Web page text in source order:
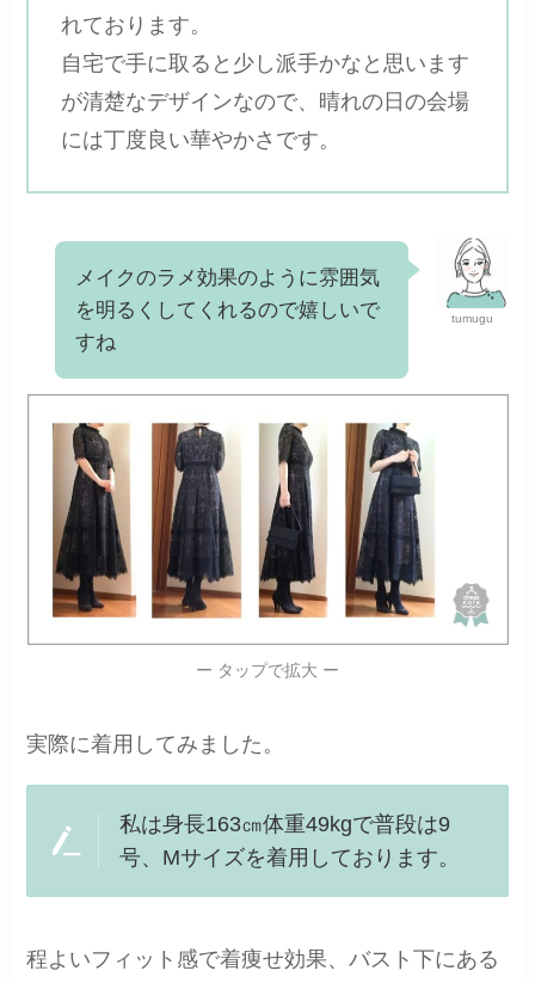
れております。
自宅で手に取ると少し派手かなと思います
が清楚なデザインなので、晴れの日の会場
には丁度良い華やかさです。
tumugu
メイクのラメ効果のように雰囲気
を明るくしてくれるので嬉しいで
すね
ー タップで拡大 ー
実際に着用してみました。
私は身長163㎝体重49kgで普段は9
号、Mサイズを着用しております。
程よいフィット感で着痩せ効果、バスト下にある